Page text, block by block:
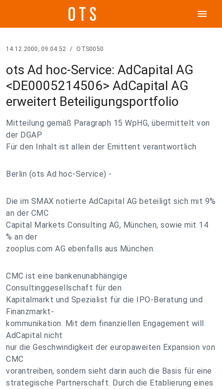
menu
14.12.2000, 09:04:52 / OTS0050
ots Ad hoc-Service: AdCapital AG
<DE0005214506> AdCapital AG
erweitert Beteiligungsportfolio
Mitteilung gemäß Paragraph 15 WpHG, übermittelt von
der DGAP
Für den Inhalt ist allein der Emittent verantwortlich
Berlin (ots Ad hoc-Service) -
Die im SMAX notierte AdCapital AG beteiligt sich mit 9%
an der CMC
Capital Markets Consulting AG, München, sowie mit 14
% an der
zooplus.com AG ebenfalls aus München.
CMC ist eine bankenunabhängige
Consultinggesellschaft für den
Kapitalmarkt und Spezialist für die IPO-Beratung und
Finanzmarkt-
kommunikation. Mit dem finanziellen Engagement will
AdCapital nicht
nur die Geschwindigkeit der europaweiten Expansion von
CMC
vorantreiben, sondern sieht darin auch die Basis für eine
strategische Partnerschaft. Durch die Etablierung eines